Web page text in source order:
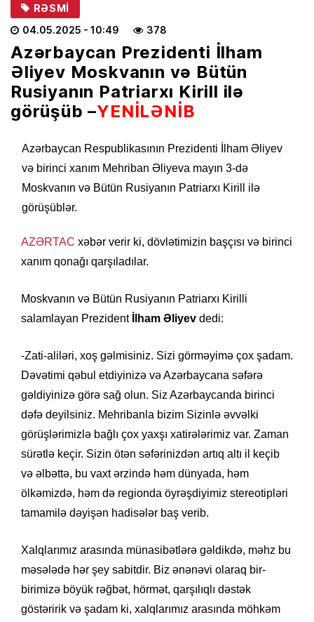
RƏSMI
04.05.2025 - 10:49 378
Azərbaycan Prezidenti İlham
Əliyev Moskvanın və Bütün
Rusiyanın Patriarxı Kirill ilə
görüşüb –YENİLƏNİB
Azərbaycan Respublikasının Prezidenti İlham Əliyev
və birinci xanım Mehriban Əliyeva mayın 3-də
Moskvanın və Bütün Rusiyanın Patriarxı Kirill ilə
görüşüblər.
AZƏRTAC xəbər verir ki, dövlətimizin başçısı və birinci
xanım qonağı qarşıladılar.
Moskvanın və Bütün Rusiyanın Patriarxı Kirilli
salamlayan Prezidentİlham Əliyev dedi:
-Zati-aliləri, xoş gəlmisiniz. Sizi görməyimə çox şadam.
Dəvətimi qəbul etdiyinizə və Azərbaycana səfərə
gəldiyinizə görə sağ olun. Siz Azərbaycanda birinci
dəfə deyilsiniz. Mehribanla bizim Sizinlə əvvəlki
görüşlərimizlə bağlı çox yaxşı xatirələrimiz var. Zaman
sürətlə keçir. Sizin ötən səfərinizdən artıq altı il keçib
və əlbəttə, bu vaxt ərzində həm dünyada, həm
ölkəmizdə, həm də regionda öyrəşdiyimiz stereotipləri
tamamilə dəyişən hadisələr baş verib.
Xalqlarımız arasında münasibətlərə gəldikdə, məhz bu
məsələdə hər şey sabitdir. Biz ənənəvi olaraq bir-
birimizə böyük rəğbət, hörmət, qarşılıqlı dəstək
göstəririk və şadam ki, xalqlarımız arasında möhkəm